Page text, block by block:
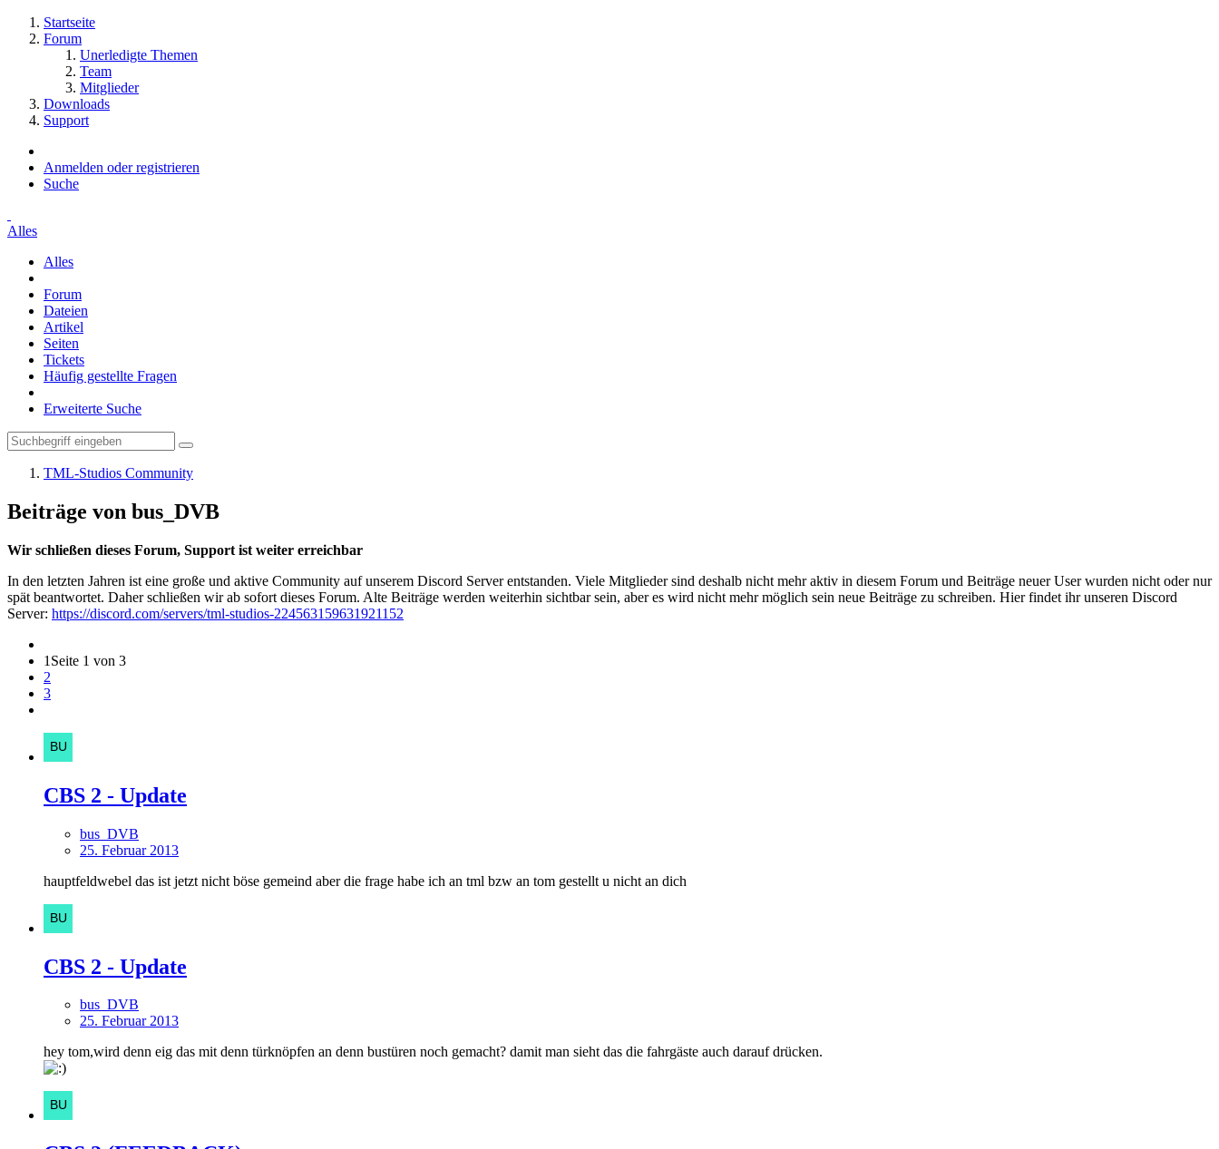
Startseite
Forum
Unerledigte Themen
Team
Mitglieder
Downloads
Support
Anmelden oder registrieren
Suche
Alles
Alles
Forum
Dateien
Artikel
Seiten
Tickets
Häufig gestellte Fragen
Erweiterte Suche
TML-Studios Community
Beiträge von bus_DVB
Wir schließen dieses Forum, Support ist weiter erreichbar
In den letzten Jahren ist eine große und aktive Community auf unserem Discord Server entstanden. Viele Mitglieder sind deshalb nicht mehr aktiv in diesem Forum und Beiträge neuer User wurden nicht oder nur
spät beantwortet. Daher schließen wir ab sofort dieses Forum. Alte Beiträge werden weiterhin sichtbar sein, aber es wird nicht mehr möglich sein neue Beiträge zu schreiben. Hier findet ihr unseren Discord
Server: https://discord.com/servers/tml-studios-224563159631921152
1 Seite 1 von 3
2
3
CBS 2 - Update
bus_DVB
25. Februar 2013
hauptfeldwebel das ist jetzt nicht böse gemeind aber die frage habe ich an tml bzw an tom gestellt u nicht an dich
CBS 2 - Update
bus_DVB
25. Februar 2013
hey tom,wird denn eig das mit denn türknöpfen an denn bustüren noch gemacht? damit man sieht das die fahrgäste auch darauf drücken.